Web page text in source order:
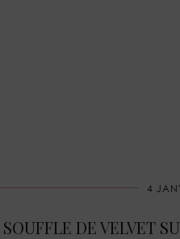
4
DE VELVET